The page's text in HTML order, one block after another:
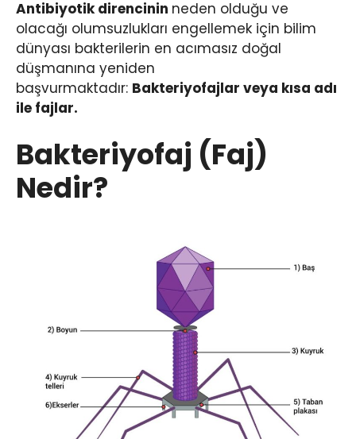
Antibiyotik direncinin neden olduğu ve
olacağı olumsuzlukları engellemek için bilim
dünyası bakterilerin en acımasız doğal
düşmanına yeniden
başvurmaktadır: Bakteriyofajlar veya kısa adı
ile fajlar.
Bakteriyofaj (Faj)
Nedir?